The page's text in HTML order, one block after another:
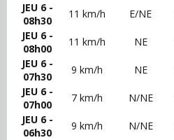
JEU 6 -
08h30
11 km/h E/NE
JEU 6 -
08h00
11 km/h NE
JEU 6 -
07h30
9 km/h NE
JEU 6 -
07h00
7 km/h N/NE
JEU 6 -
06h30
9 km/h N/NE